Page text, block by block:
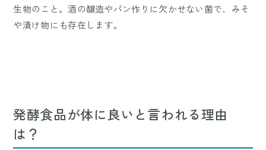
生物のこと。酒の醸造やパン作りに欠かせない菌で、みそ
や漬け物にも存在します。
発酵食品が体に良いと言われる理由
は？